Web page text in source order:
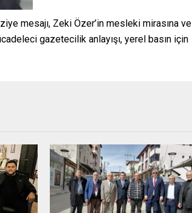
mesajı, Zeki Özer’in mesleki mirasına ve
gazetecilik anlayışı, yerel basın için